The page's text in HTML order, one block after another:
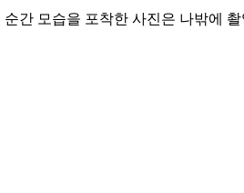
간 모습을 포착한 사진은 나밖에